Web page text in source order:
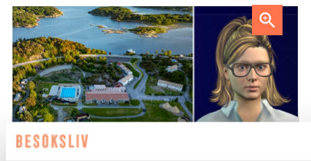
AI-medarbetaren Katja tillträdde i tjänst i april.